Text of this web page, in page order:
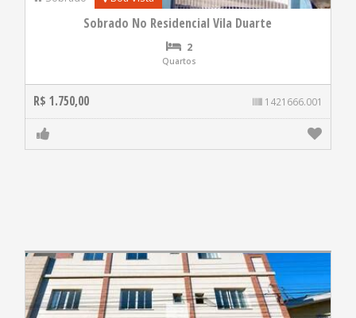
Sobrado No Residencial Vila Duarte
2
Quartos
R$ 1.750,00 1421666.001